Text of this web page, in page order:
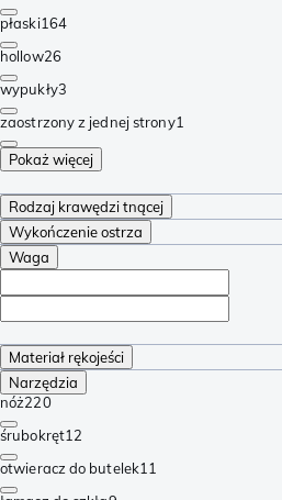
płaski164
hollow26
wypukły3
zaostrzony z jednej strony1
Pokaż więcej
Rodzaj krawędzi tnącej
Wykończenie ostrza
Waga
Materiał rękojeści
Narzędzia
nóż220
śrubokręt12
otwieracz do butelek11